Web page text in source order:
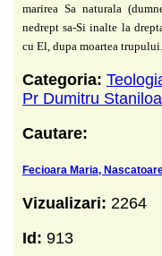
marirea Sa naturala
nedrept sa-Si inalte la
cu El, dupa moartea
Categoria:
Pr Dumitru
Cautare:
Fecioara Maria,
Vizualizari: 2264
Id: 913